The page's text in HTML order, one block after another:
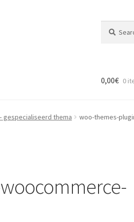
for:
0,00€ 0
gespecialiseerd thema
woo-themes-